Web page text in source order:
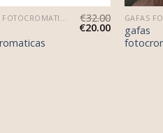
€32.00
€20.00
gafas